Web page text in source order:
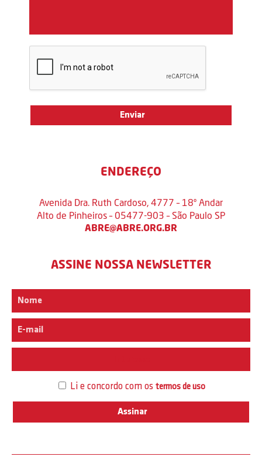
ENDEREÇO
Avenida Dra. Ruth Cardoso, 4777 – 18º Andar
Alto de Pinheiros – 05477-903 – São Paulo SP
ABRE@ABRE.ORG.BR
ASSINE NOSSA NEWSLETTER
Li e concordo com os termos de uso